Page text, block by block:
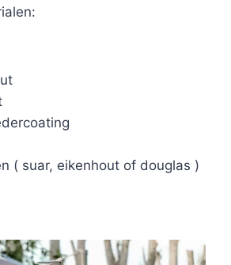
( suar, eikenhout of douglas )